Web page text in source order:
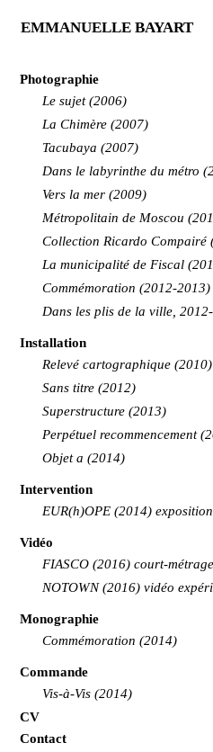
EMMANUELLE BAYART
Photographie
Le sujet (2006)
La Chimère (2007)
Tacubaya (2007)
Dans le labyrinthe du métro
Vers la mer (2009)
Métropolitain de Moscou
Collection Ricardo Compairé
La municipalité de Fiscal
Commémoration (2012-2013)
Dans les plis de la ville,
Installation
Relevé cartographique (2010)
Sans titre (2012)
Superstructure (2013)
Perpétuel recommencement
Objet a (2014)
Intervention
EUR(h)OPE (2014)
Vidéo
FIASCO (2016) court-métrage
NOTOWN (2016) vidéo
Monographie
Commémoration (2014)
Commande
Vis-à-Vis (2014)
CV
Contact